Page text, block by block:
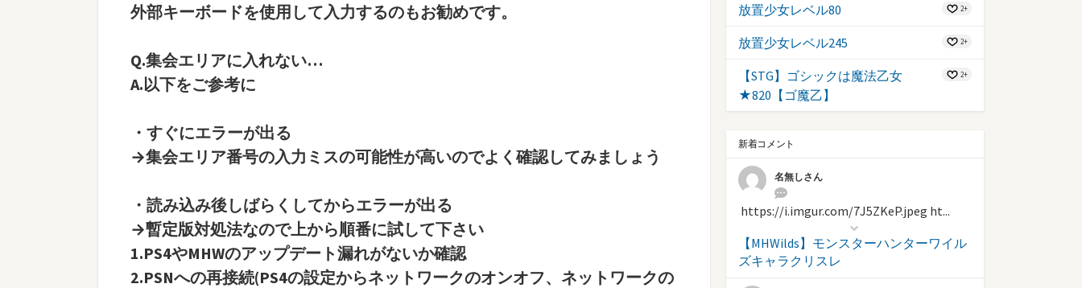
外部キーボードを使用して入力するのもお勧めです。
Q.集会エリアに入れない…
A.以下をご参考に
・すぐにエラーが出る
→集会エリア番号の入力ミスの可能性が高いのでよく確認してみましょう
・読み込み後しばらくしてからエラーが出る
→暫定版対処法なので上から順番に試して下さい
1.PS4やMHWのアップデート漏れがないか確認
2.PSNへの再接続(PS4の設定からネットワークのオンオフ、ネットワークの
放置少女レベル80 2+
放置少女レベル245 2+
【STG】ゴシックは魔法乙女
★820【ゴ魔乙】
2+
新着コメント
名無しさん
https://i.imgur.com/7J5ZKeP.jpeg ht...
【MHWilds】モンスターハンターワイル
ズキャラクリスレ